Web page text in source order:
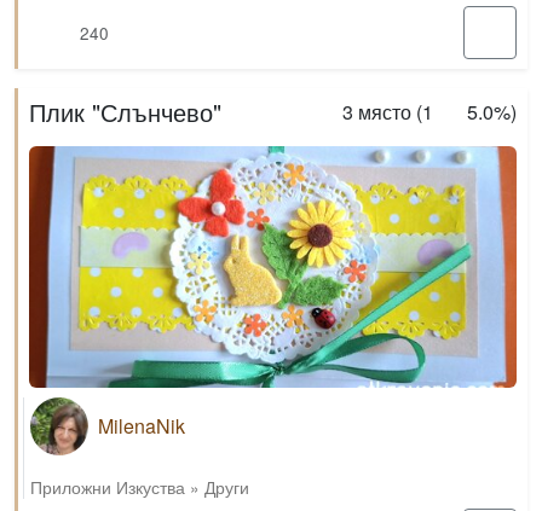
240
3 място (1 5.0%)
Плик "Слънчево"
MilenaNik
Приложни Изкуства » Други